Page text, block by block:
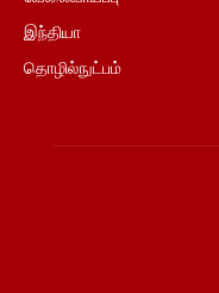
இந்தியா
தொழில்நுட்பம்